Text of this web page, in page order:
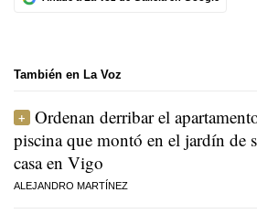
También en La Voz
Ordenan derribar el
piscina que montó en el jardín de
casa en Vigo
ALEJANDRO MARTÍNEZ